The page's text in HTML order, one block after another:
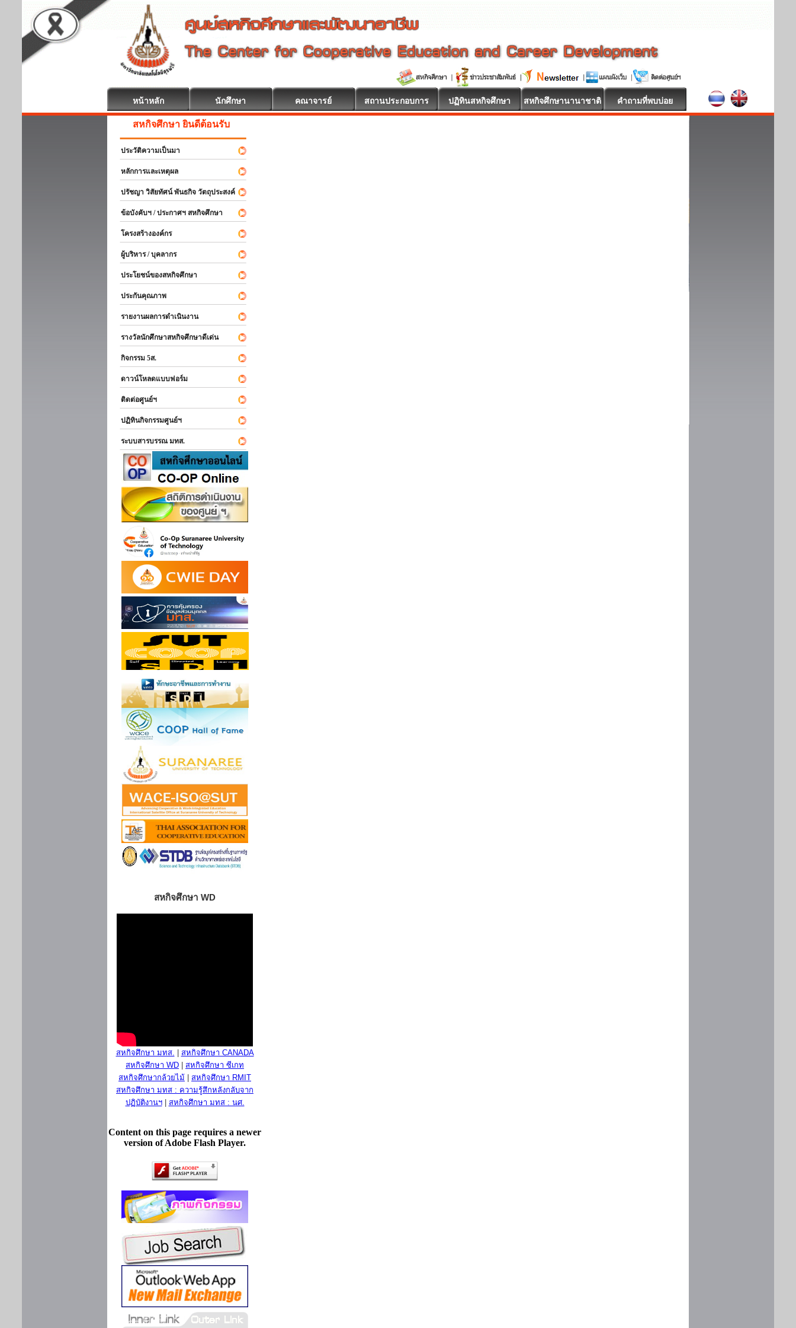
หน้าหลัก นักศึกษา คณาจารย์ สถานประกอบการ ปฏิทินสหกิจศึกษา สหกิจศึกษานานาชาติ คำถามที่พบบ่อย
สหกิจศึกษา ยินดีต้อนรับ
ประวัติความเป็นมา
หลักการและเหตุผล
ปรัชญา วิสัยทัศน์ พันธกิจ วัตถุประสงค์
ข้อบังคับฯ / ประกาศฯ สหกิจศึกษา
โครงสร้างองค์กร
ผู้บริหาร / บุคลากร
ประโยชน์ของสหกิจศึกษา
ประกันคุณภาพ
รายงานผลการดำเนินงาน
รางวัลนักศึกษาสหกิจศึกษาดีเด่น
กิจกรรม 5ส.
ดาวน์โหลดแบบฟอร์ม
ติดต่อศูนย์ฯ
ปฏิทินกิจกรรมศูนย์ฯ
ระบบสารบรรณ มทส.
สหกิจศึกษา WD
สหกิจศึกษา มทส.
สหกิจศึกษา CANADA
สหกิจศึกษา WD
สหกิจศึกษา ซีเกท
สหกิจศึกษากล้วยไม้
สหกิจศึกษา RMIT
สหกิจศึกษา มทส : ความรู้สึกหลังกลับจาก
ปฏิบัติงานฯ| สหกิจศึกษา มทส : นศ.
Content on this page requires a newer
version of Adobe Flash Player.